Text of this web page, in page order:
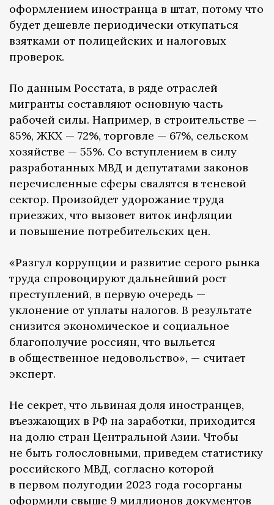
оформлением иностранца в штат, потому что
будет дешевле периодически откупаться
взятками от полицейских и налоговых
проверок.
По данным Росстата, в ряде отраслей
мигранты составляют основную часть
рабочей силы. Например, в строительстве —
85%, ЖКХ — 72%, торговле — 67%, сельском
хозяйстве — 55%. Со вступлением в силу
разработанных МВД и депутатами законов
перечисленные сферы свалятся в теневой
сектор. Произойдет удорожание труда
приезжих, что вызовет виток инфляции
и повышение потребительских цен.
«Разгул коррупции и развитие серого рынка
труда спровоцируют дальнейший рост
преступлений, в первую очередь —
уклонение от уплаты налогов. В результате
снизится экономическое и социальное
благополучие россиян, что выльется
в общественное недовольство», — считает
эксперт.
Не секрет, что львиная доля иностранцев,
въезжающих в РФ на заработки, приходится
на долю стран Центральной Азии. Чтобы
не быть голословными, приведем статистику
российского МВД, согласно которой
в первом полугодии 2023 года госорганы
оформили свыше 9 миллионов документов